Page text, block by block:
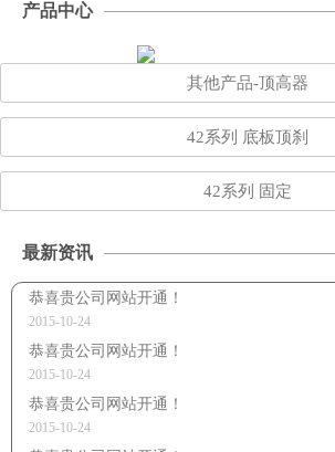
产品中心
其他产品-顶高器
42系列 底板顶刹
42系列 固定
最新资讯
恭喜贵公司网站开通！
2015-10-24
恭喜贵公司网站开通！
2015-10-24
恭喜贵公司网站开通！
2015-10-24